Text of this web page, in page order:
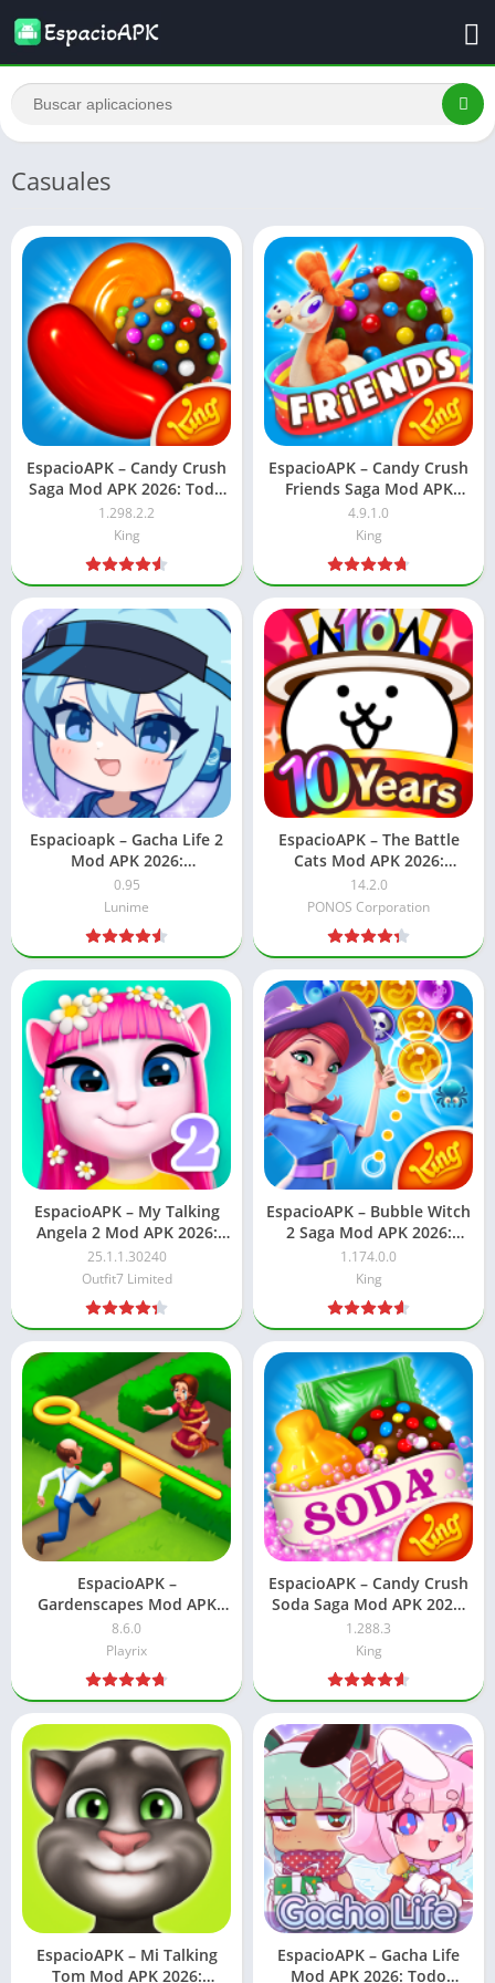
Casuales
EspacioAPK – Candy Crush
Saga Mod APK 2026: Todo
Desbloqueado
1.298.2.2
King
EspacioAPK – Candy Crush
Friends Saga Mod APK
2026: Vidas/Movimientos
4.9.1.0
King
Espacioapk – Gacha Life 2
Mod APK 2026:
Gemas/diamantes
ilimitados
0.95
Lunime
EspacioAPK – The Battle
Cats Mod APK 2026:
Comida para gatos/XP
14.2.0
PONOS Corporation
EspacioAPK – My Talking
Angela 2 Mod APK 2026:
Todo Desbloqueado
25.1.1.30240
Outfit7 Limited
EspacioAPK – Bubble Witch
2 Saga Mod APK 2026:
Vidas ilimitadas
1.174.0.0
King
EspacioAPK –
Gardenscapes Mod APK
2026: Monedas ilimitadas
8.6.0
Playrix
EspacioAPK – Candy Crush
Soda Saga Mod APK 2026:
Movimientos ilimitados
1.288.3
King
EspacioAPK – Mi Talking
Tom Mod APK 2026:
EspacioAPK – Gacha Life
Mod APK 2026: Todo